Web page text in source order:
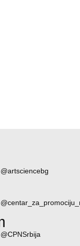
@artsciencebg
@CPNSrbija